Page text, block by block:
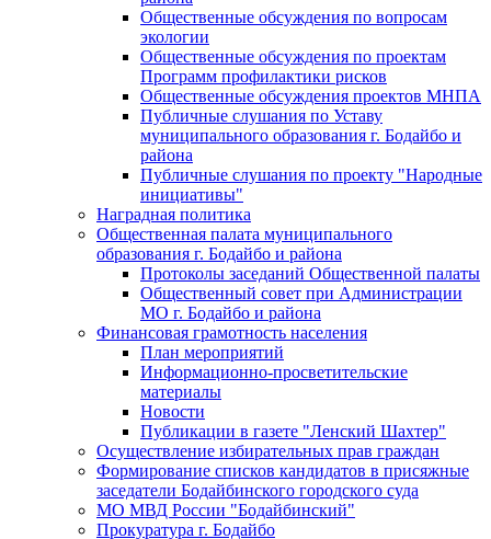
Общественные обсуждения по вопросам
экологии
Общественные обсуждения по проектам
Программ профилактики рисков
Общественные обсуждения проектов МНПА
Публичные слушания по Уставу
муниципального образования г. Бодайбо и
района
Публичные слушания по проекту "Народные
инициативы"
Наградная политика
Общественная палата муниципального
образования г. Бодайбо и района
Протоколы заседаний Общественной палаты
Общественный совет при Администрации
МО г. Бодайбо и района
Финансовая грамотность населения
План мероприятий
Информационно-просветительские
материалы
Новости
Публикации в газете "Ленский Шахтер"
Осуществление избирательных прав граждан
Формирование списков кандидатов в присяжные
заседатели Бодайбинского городского суда
МО МВД России "Бодайбинский"
Прокуратура г. Бодайбо